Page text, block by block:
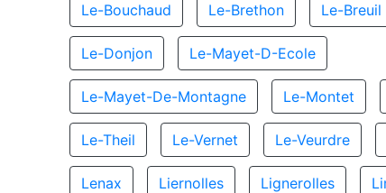
Le-Bouchaud Le-Brethon Le-Breuil
Le-Donjon Le-Mayet-D-Ecole
Le-Mayet-De-Montagne Le-Montet
Le-Theil Le-Vernet Le-Veurdre
Lenax Liernolles Lignerolles